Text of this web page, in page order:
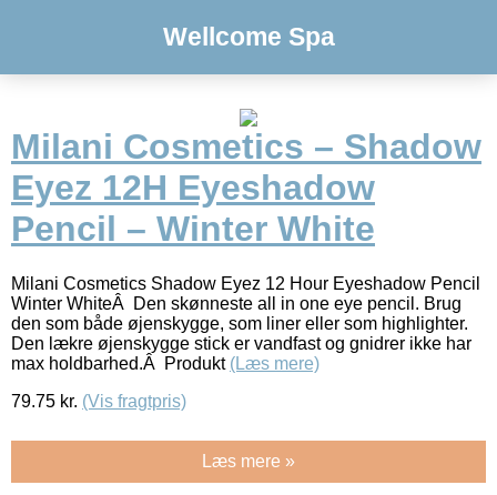
Wellcome Spa
Milani Cosmetics – Shadow
Eyez 12H Eyeshadow
Pencil – Winter White
Milani Cosmetics Shadow Eyez 12 Hour Eyeshadow Pencil
Winter WhiteÂ Den skønneste all in one eye pencil. Brug
den som både øjenskygge, som liner eller som highlighter.
Den lækre øjenskygge stick er vandfast og gnidrer ikke har
max holdbarhed.Â Produkt (Læs mere)
79.75 kr. (Vis fragtpris)
Læs mere »